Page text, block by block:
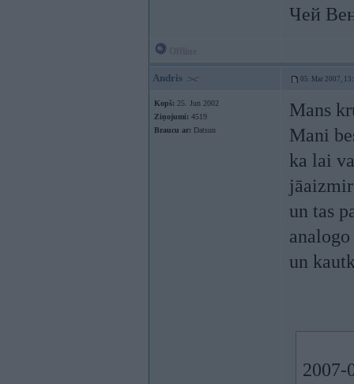
Чей
Andris 05. Mar 2007,
Kopš: 25. Jun 2002
Ziņojumi: 4519
Braucu ar: Datsun
Mans
Mani
ka lai
un tas
un
2007-